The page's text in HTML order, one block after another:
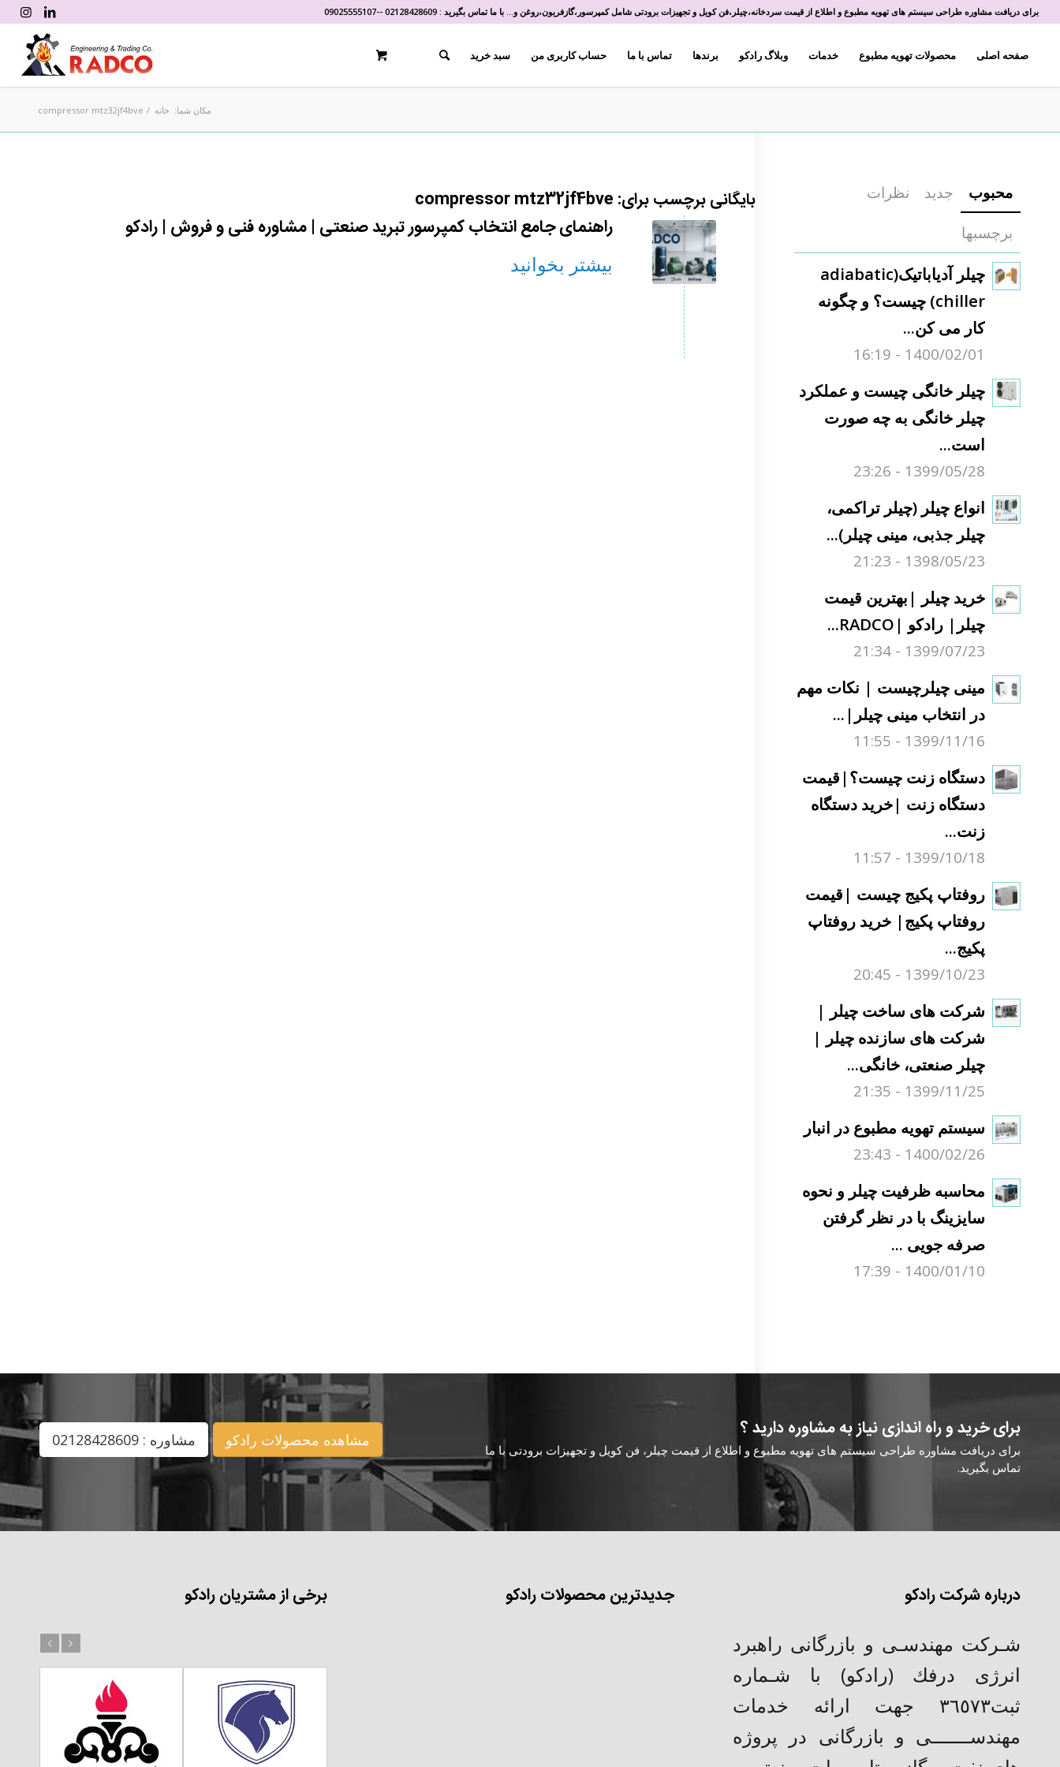
برای دریافت مشاوره طراحی سیستم های تهویه مطبوع و اطلاع از قیمت سردخانه،چیلر،فن کویل و تجهیزات برودتی شامل کمپرسور،گازفریون،روغن و... با ما تماس بگیرید : 02128428609
-
-
09025555107
صفحه اصلی محصولات تهویه مطبوع خدمات وبلاگ رادکو برندها تماس با ما حساب کاربری من سبد خرید
مکان شما: خانه /
compressor mtz32jf4bve
بایگانی برچسب برای: compressor mtz32jf4bve
راهنمای جامع انتخاب کمپرسور تبرید صنعتی | مشاوره فنی و فروش | رادکو
بیشتر بخوانید
محبوب جدید
نظرات
برچسبها
چیلر آدیاباتیک(adiabatic
chiller) چیست؟ و چگونه
کار می کن...
1400/02/01 - 16:19
چیلر خانگی چیست و عملکرد
چیلر خانگی به چه صورت
است...
1399/05/28 - 23:26
انواع چیلر (چیلر تراکمی،
چیلر جذبی، مینی چیلر)...
1398/05/23 - 21:23
خرید چیلر |بهترین قیمت
چیلر| رادکو |RADCO...
1399/07/23 - 21:34
مینی چیلرچیست | نکات مهم
در انتخاب مینی چیلر|...
1399/11/16 - 11:55
دستگاه زنت چیست؟|قیمت
دستگاه زنت |خرید دستگاه
زنت...
1399/10/18 - 11:57
روفتاپ پکیج چیست |قیمت
روفتاپ پکیج| خرید روفتاپ
پکیج...
1399/10/23 - 20:45
شرکت های ساخت چیلر |
شرکت های سازنده چیلر |
چیلر صنعتی، خانگی...
1399/11/25 - 21:35
سیستم تهویه مطبوع در انبار
1400/02/26 - 23:43
محاسبه ظرفیت چیلر و نحوه
سایزینگ با در نظر گرفتن
صرفه جویی ...
1400/01/10 - 17:39
برای خرید و راه اندازی نیاز به مشاوره دارید ؟
برای دریافت مشاوره طراحی سیستم های تهویه مطبوع و اطلاع از قیمت چیلر، فن کویل و تجهیزات برودتی با ما
تماس بگیرید.
مشاهده محصولات رادکو مشاوره : 02128428609
درباره شرکت رادکو
شـركت مهندسـی و بازرگانی راهبرد
انرژی درفك (رادکو) با شـماره
ثبت٣٦٥٧٣ جهت ارائه خدمات
مهندســـــــی و بازرگانی در پروژه
جدیدترین محصولات رادکو برخی از مشتریان رادکو